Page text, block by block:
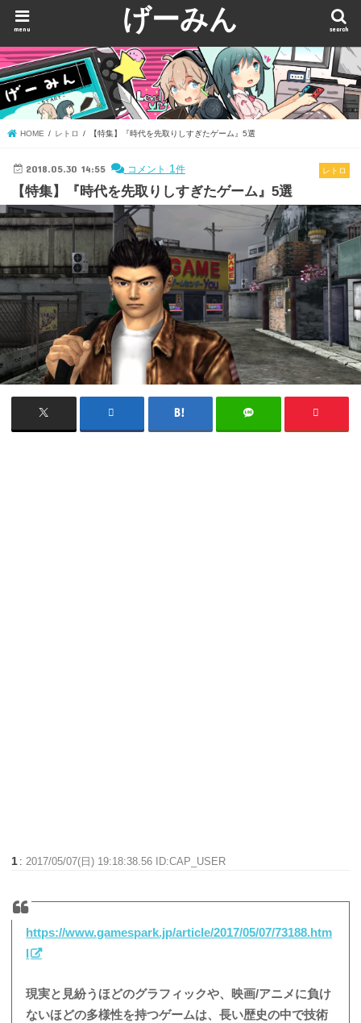
げーみん search
menu
HOME レトロ 【特集】『時代を先取りしすぎたゲーム』5選
レトロ
2018.05.30 14:55 コメント 1 件
【特集】『時代を先取りしすぎたゲーム』5選
1 :2017/05/07(日) 19:18:38.56 ID:CAP_USER
https://www.gamespark.jp/article/2017/05/07/73188.htm
l
現実と見紛うほどのグラフィックや、映画/アニメに負け
ないほどの多様性を持つゲームは、長い歴史の中で技術